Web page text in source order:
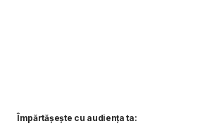
Împărtășește cu audiența ta: